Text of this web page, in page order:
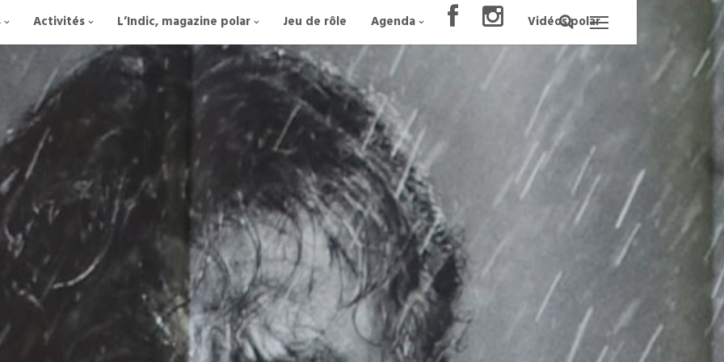
Activités L’Indic, magazine polar Jeu de rôle Agenda Vidéos polar